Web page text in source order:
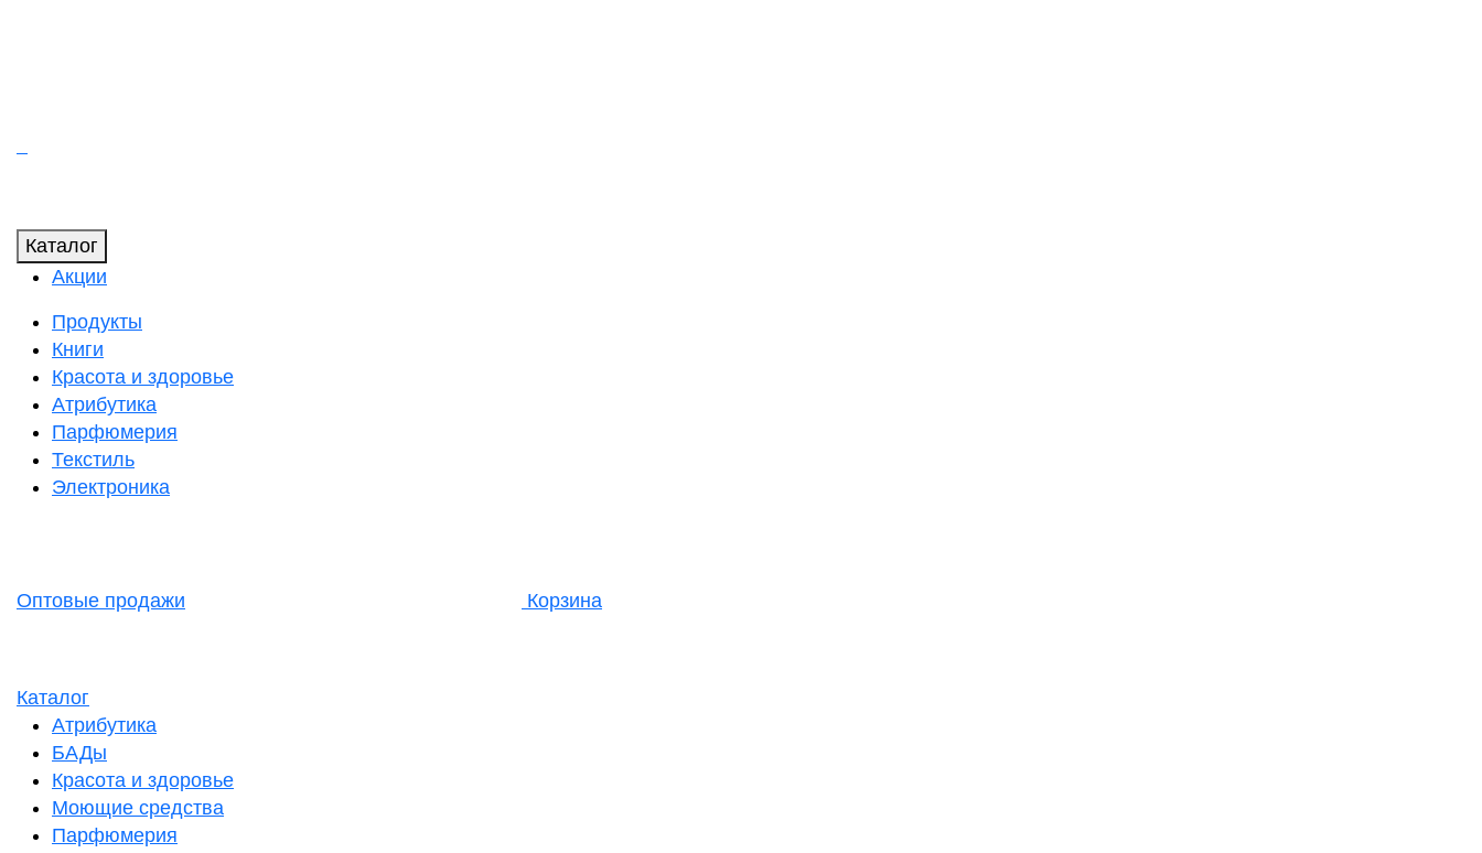
Каталог
Акции
Продукты
Книги
Красота и здоровье
Атрибутика
Парфюмерия
Текстиль
Электроника
Оптовые продажи Корзина
Каталог
Атрибутика
БАДы
Красота и здоровье
Моющие средства
Парфюмерия